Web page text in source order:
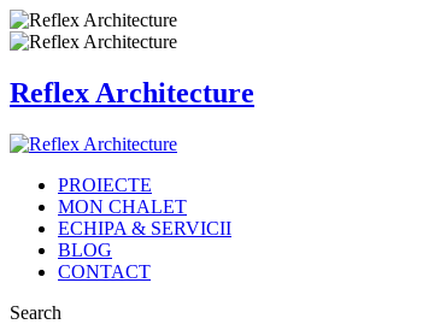
Reflex Architecture
PROIECTE
MON CHALET
ECHIPA & SERVICII
BLOG
CONTACT
Search